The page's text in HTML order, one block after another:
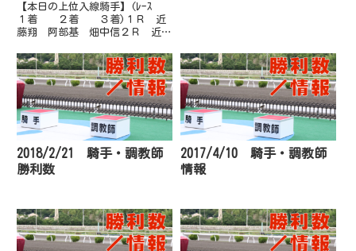
【本日の上位入線騎手】(ﾚｰｽ
１着 ２着 ３着)１Ｒ 近
藤翔 阿部基 畑中信２Ｒ 近藤
瑛 仲原大 山崎雅４Ｒ 多田
誠 郷間勇 岡村卓５Ｒ 仲原
大 郷間勇 多田誠６Ｒ 井上
瑛 永森大 山崎雅７Ｒ 永森
大 井...
2018/2/21 騎手・調教師
勝利数
2017/4/10 騎手・調教師
情報